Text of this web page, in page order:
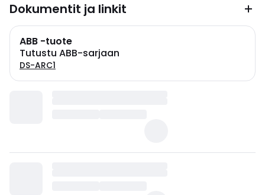
Dokumentit ja linkit
ABB -tuote
Tutustu ABB-sarjaan
DS-ARC1